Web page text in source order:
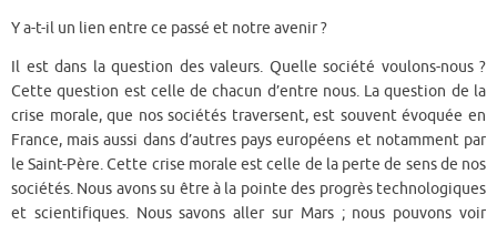
Y a-t-il un lien entre ce passé et notre avenir ?
Il est dans la question des valeurs. Quelle société voulons-nous ?
Cette question est celle de chacun d’entre nous. La question de la
crise morale, que nos sociétés traversent, est souvent évoquée en
France, mais aussi dans d’autres pays européens et notamment par
le Saint-Père. Cette crise morale est celle de la perte de sens de nos
sociétés. Nous avons su être à la pointe des progrès technologiques
et scientifiques. Nous savons aller sur Mars ; nous pouvons voir